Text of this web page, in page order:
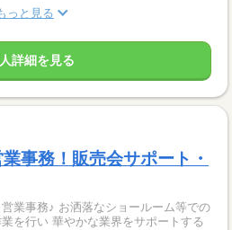
っと見る
詳細を見る
事務！販売会サポート・
業事務♪ お洒落なショールーム等での
を行い 華やかな業界をサポートする